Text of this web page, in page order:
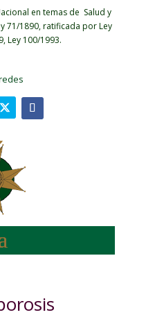
en temas de Salud y
71/1890, ratificada por Ley
Ley 100/1993.